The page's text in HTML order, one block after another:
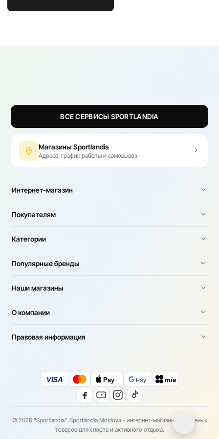
ВСЕ СЕРВИСЫ SPORTLANDIA
Магазины Sportlandia
Адреса, график работы и самовывоз
Интернет-магазин
Покупателям
Категории
Популярные бренды
Наши магазины
О компании
Правовая информация
VISA Pay Pay mia
© 2026 "Sportlandia". Sportlandia Moldova - интернет-магазин спортивных
товаров для спорта и активного отдыха.